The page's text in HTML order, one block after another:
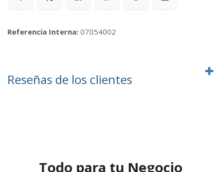
Referencia Interna: 07054002
Reseñas de los clientes
Todo para tu Negocio